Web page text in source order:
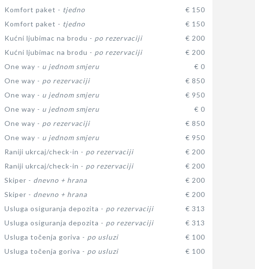
Komfort paket - tjedno
€ 150
Komfort paket - tjedno
€ 150
Kućni ljubimac na brodu - po rezervaciji
€ 200
Kućni ljubimac na brodu - po rezervaciji
€ 200
One way - u jednom smjeru
€ 0
One way - po rezervaciji
€ 850
One way - u jednom smjeru
€ 950
One way - u jednom smjeru
€ 0
One way - po rezervaciji
€ 850
One way - u jednom smjeru
€ 950
Raniji ukrcaj/check-in - po rezervaciji
€ 200
Raniji ukrcaj/check-in - po rezervaciji
€ 200
Skiper - dnevno + hrana
€ 200
Skiper - dnevno + hrana
€ 200
Usluga osiguranja depozita - po rezervaciji
€ 313
Usluga osiguranja depozita - po rezervaciji
€ 313
Usluga točenja goriva - po usluzi
€ 100
Usluga točenja goriva - po usluzi € 100